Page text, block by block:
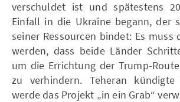
verschuldet ist und spätestens
Einfall in die Ukraine begann, der
seiner Ressourcen bindet: Es muss
werden, dass beide Länder
um die Errichtung der Trump-
zu verhindern. Teheran
werde das Projekt „in ein Grab“